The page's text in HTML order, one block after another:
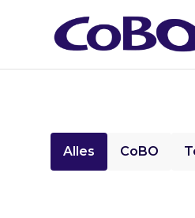
Alles CoBO